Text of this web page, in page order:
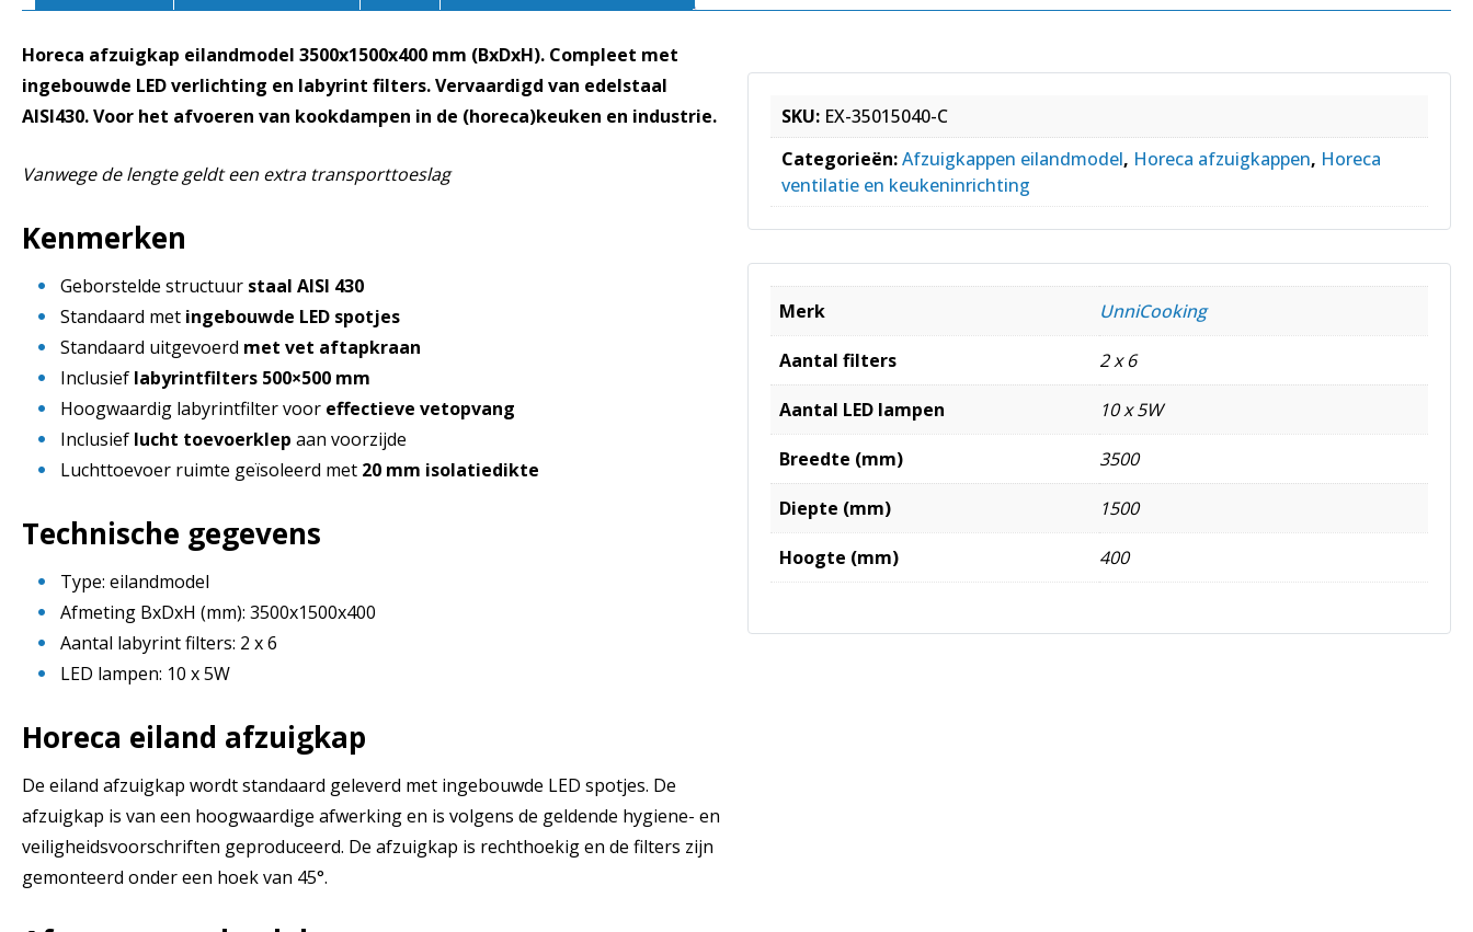
Horeca afzuigkap eilandmodel 3500x1500x400 mm (BxDxH). Compleet met
ingebouwde LED verlichting en labyrint filters. Vervaardigd van edelstaal
AISI430.Voor het afvoeren van kookdampen in de (horeca)keuken en industrie.
Vanwege de lengte geldt een extra transporttoeslag
Kenmerken
Geborstelde structuur staal AISI 430
Standaard met ingebouwde LED spotjes
Standaard uitgevoerd met vet aftapkraan
Inclusief labyrintfilters 500×500 mm
Hoogwaardig labyrintfilter voor effectieve vetopvang
Inclusief lucht toevoerklep aan voorzijde
Luchttoevoer ruimte geïsoleerd met 20 mm isolatiedikte
Technische gegevens
Type: eilandmodel
Afmeting BxDxH (mm): 3500x1500x400
Aantal labyrint filters: 2 x 6
LED lampen: 10 x 5W
Horeca eiland afzuigkap
De eiland afzuigkap wordt standaard geleverd met ingebouwde LED spotjes. De
afzuigkap is van een hoogwaardige afwerking en is volgens de geldende hygiene- en
veiligheidsvoorschriften geproduceerd. De afzuigkap is rechthoekig en de filters zijn
gemonteerd onder een hoek van 45°.
SKU: EX-35015040-C
Categorieën:Afzuigkappen eilandmodel, Horeca afzuigkappen, Horeca
ventilatie en keukeninrichting
Merk UnniCooking
Aantal filters 2 x 6
Aantal LED lampen 10 x 5W
Breedte (mm) 3500
Diepte (mm) 1500
Hoogte (mm) 400